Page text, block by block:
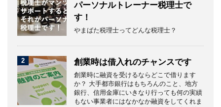
パーソナルトレーナー税理士で
す！
やまばた税理士ってどんな税理士？
2 創業時は借入れのチャンスです
創業時に融資を受けるならどこで借ります
か？ 大手都市銀行はもちろんのこと、地方
銀行、信用金庫にいきなり行っても何の実績
もない事業者にはなかなか融資をしてくれま